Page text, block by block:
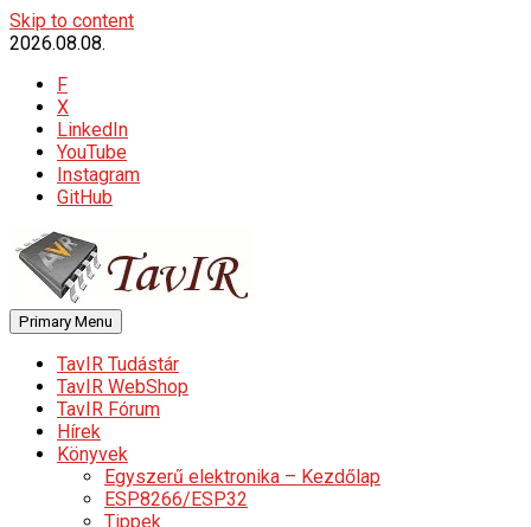
Skip to content
2026.08.08.
F
X
LinkedIn
YouTube
Instagram
GitHub
Primary Menu
TavIR Tudástár
TavIR WebShop
TavIR Fórum
Hírek
Könyvek
Egyszerű elektronika – Kezdőlap
ESP8266/ESP32
Tippek